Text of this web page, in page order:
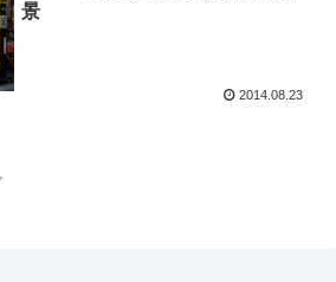
景
2014.08.23